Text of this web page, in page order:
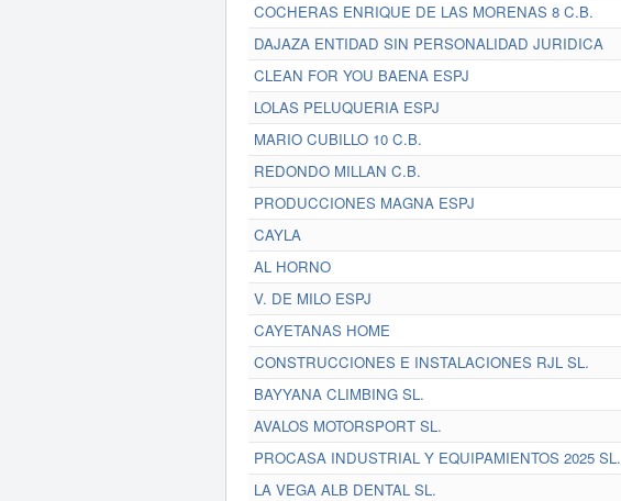
COCHERAS ENRIQUE DE LAS MORENAS 8 C.B.
DAJAZA ENTIDAD SIN PERSONALIDAD JURIDICA
CLEAN FOR YOU BAENA ESPJ
LOLAS PELUQUERIA ESPJ
MARIO CUBILLO 10 C.B.
REDONDO MILLAN C.B.
PRODUCCIONES MAGNA ESPJ
CAYLA
AL HORNO
V. DE MILO ESPJ
CAYETANAS HOME
CONSTRUCCIONES E INSTALACIONES RJL SL.
BAYYANA CLIMBING SL.
AVALOS MOTORSPORT SL.
PROCASA INDUSTRIAL Y EQUIPAMIENTOS 2025 SL.
LA VEGA ALB DENTAL SL.